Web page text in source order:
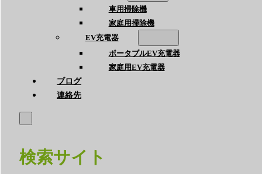
車用掃除機
家庭用掃除機
EV充電器
ポータブルEV充電器
家庭用EV充電器
ブログ
連絡先
検索サイト